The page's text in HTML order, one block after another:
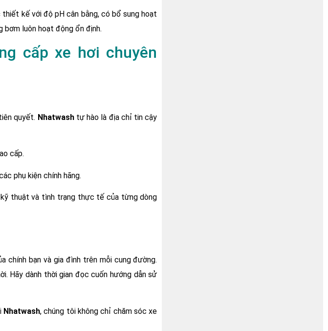
kế với độ pH cân bằng, có bổ sung hoạt
bơm luôn hoạt động ổn định.
cấp xe hơi chuyên
quyết. Nhatwashtự hào là địa chỉ tin cậy
cấp.
phụ kiện chính hãng.
thuật và tình trạng thực tế của từng dòng
chính bạn và gia đình trên mỗi cung đường.
Hãy dành thời gian đọc cuốn hướng dẫn sử
Nhatwash, chúng tôi không chỉ chăm sóc xe